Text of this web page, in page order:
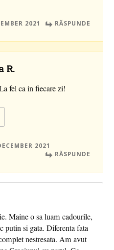
2021 RĂSPUNDE
R.
fel ca in fiecare zi!
2021
RĂSPUNDE
Maine o sa luam cadourile,
putin si gata. Diferenta fata
nestresata. Am avut